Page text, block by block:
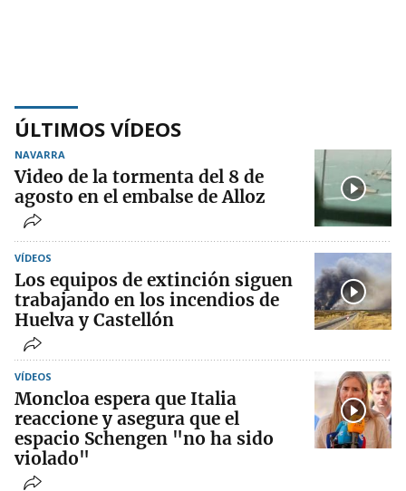
ÚLTIMOS VÍDEOS
NAVARRA
Video de la tormenta del 8 de
agosto en el embalse de Alloz
VÍDEOS
Los equipos de extinción siguen
trabajando en los incendios de
Huelva y Castellón
VÍDEOS
Moncloa espera que Italia
reaccione y asegura que el
espacio Schengen "no ha sido
violado"